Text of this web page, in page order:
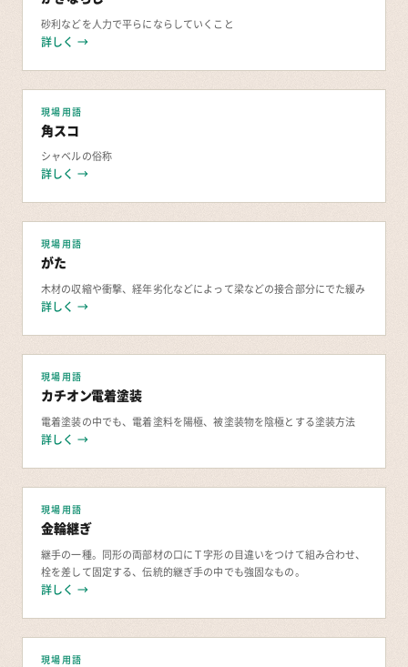
砂利などを人力で平らにならしていくこと
詳しく →
現場用語
角スコ
シャベルの俗称
詳しく →
現場用語
がた
木材の収縮や衝撃、経年劣化などによって梁などの接合部分にでた緩み
詳しく →
現場用語
カチオン電着塗装
電着塗装の中でも、電着塗料を陽極、被塗装物を陰極とする塗装方法
詳しく →
現場用語
金輪継ぎ
継手の一種。同形の両部材の口にＴ字形の目違いをつけて組み合わせ、
栓を差して固定する、伝統的継ぎ手の中でも強固なもの。
詳しく →
現場用語